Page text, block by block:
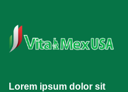
Lorem ipsum dolor sit